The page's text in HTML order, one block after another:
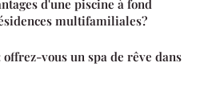
d'une piscine à fond
multifamiliales?
vous un spa de rêve dans